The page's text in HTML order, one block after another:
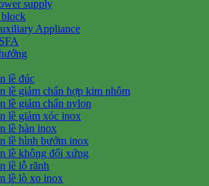
supply
Appliance
lề đúc
lề giảm chấn hợp kim nhôm
lề giảm chấn nylon
lề giảm xóc inox
lề hàn inox
lề hình bướm inox
lề không đối xứng
lề lỗ rãnh
lề lò xo inox